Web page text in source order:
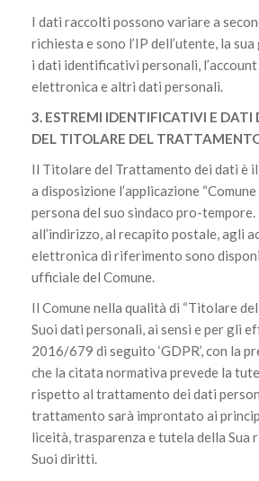
I dati raccolti possono variare a
richiesta e sono l’IP dell’utente, la
i dati identificativi personali,
elettronica e altri dati personali.
3. ESTREMI IDENTIFICATIVI E
DEL TITOLARE DEL
Il Titolare del Trattamento dei dati è il
a disposizione l’applicazione “Comune
persona del suo sindaco pro-
all’indirizzo, al recapito postale, agli
elettronica di riferimento sono
ufficiale del Comune.
Il Comune nella qualità di “Titolare
Suoi dati personali, ai sensi e per gli
2016/679 di seguito ‘GDPR’, con la
che la citata normativa prevede la
rispetto al trattamento dei dati
trattamento sarà improntato ai
liceità, trasparenza e tutela della Sua
Suoi diritti.